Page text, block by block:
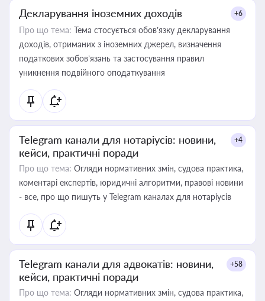
Декларування іноземних доходів +6
Про що тема: Тема стосується обов’язку декларування
доходів, отриманих з іноземних джерел, визначення
податкових зобов’язань та застосування правил
уникнення подвійного оподаткування
Telegram канали для нотаріусів: новини,
кейси, практичні поради
+4
Про що тема: Огляди нормативних змін, судова практика,
коментарі експертів, юридичні алгоритми, правові новини
- все, про що пишуть у Telegram каналах для нотаріусів
Telegram канали для адвокатів: новини,
кейси, практичні поради
+58
Про що тема: Огляди нормативних змін, судова практика,